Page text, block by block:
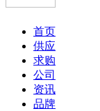
首页
供应
求购
公司
资讯
品牌